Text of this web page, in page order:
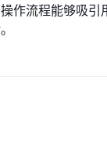
作流程能够吸引